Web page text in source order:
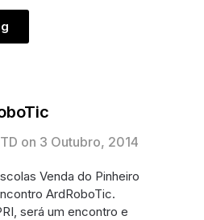
on 3 Outubro, 2014
Venda do Pinheiro
ArdRoboTic.
será um encontro e